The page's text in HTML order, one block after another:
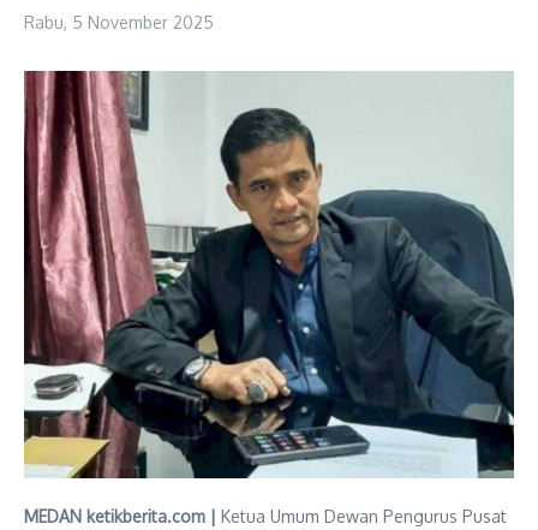
Rabu, 5 November 2025
MEDAN ketikberita.com | Ketua Umum Dewan Pengurus Pusat